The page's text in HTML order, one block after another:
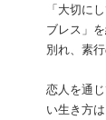
「大切に
ブレス」
別れ、素
恋人を通
い生き方